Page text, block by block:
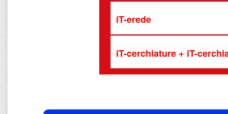
iT-erede
iT-cerchiature + iT-